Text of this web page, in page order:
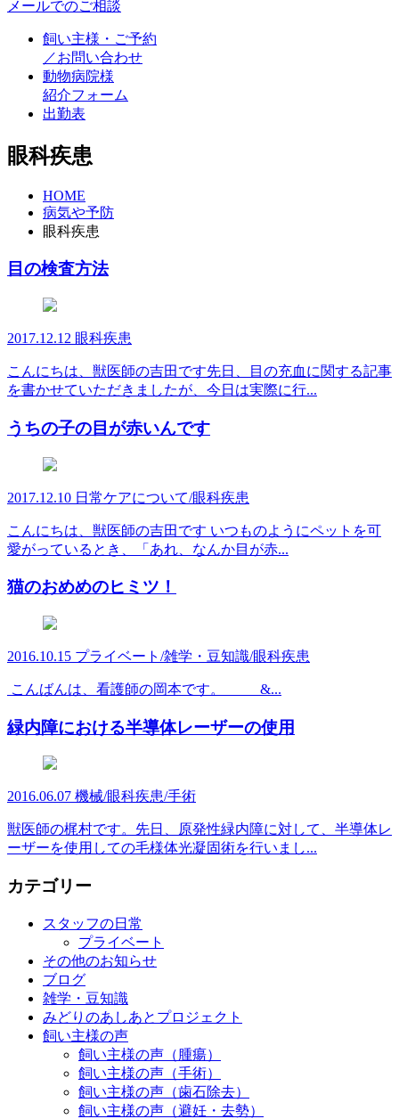
メールでのご相談
飼い主様・ご予約
／お問い合わせ
動物病院様
紹介フォーム
出勤表
眼科疾患
HOME
病気や予防
眼科疾患
目の検査方法
2017.12.12 眼科疾患
こんにちは、獣医師の吉田です先日、目の充血に関する記事
を書かせていただきましたが、今日は実際に行...
うちの子の目が赤いんです
2017.12.10 日常ケアについて/眼科疾患
こんにちは、獣医師の吉田です いつものようにペットを可
愛がっているとき、「あれ、なんか目が赤...
猫のおめめのヒミツ！
2016.10.15 プライベート/雑学・豆知識/眼科疾患
こんばんは、看護師の岡本です。 &...
緑内障における半導体レーザーの使用
2016.06.07 機械/眼科疾患/手術
獣医師の梶村です。先日、原発性緑内障に対して、半導体レ
ーザーを使用しての毛様体光凝固術を行いまし...
カテゴリー
スタッフの日常
プライベート
その他のお知らせ
ブログ
雑学・豆知識
みどりのあしあとプロジェクト
飼い主様の声
飼い主様の声（腫瘍）
飼い主様の声（手術）
飼い主様の声（歯石除去）
飼い主様の声（避妊・去勢）